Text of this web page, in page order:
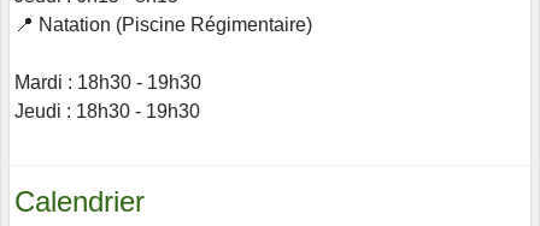
📍 Natation (Piscine Régimentaire)
Mardi : 18h30 - 19h30
Jeudi : 18h30 - 19h30
Calendrier